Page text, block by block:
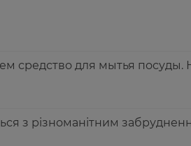
средство для мытья посуды.
з різноманітним